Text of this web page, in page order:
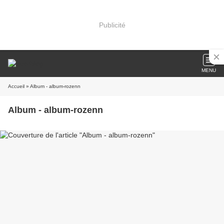
Publicité
MENU
Accueil » Album - album-rozenn
Album - album-rozenn